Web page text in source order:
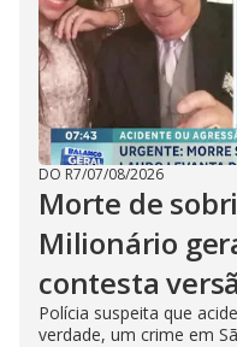
DO R7/07/08/2026
Morte de
Milionário
contesta
Polícia suspeita que
verdade, um crime em